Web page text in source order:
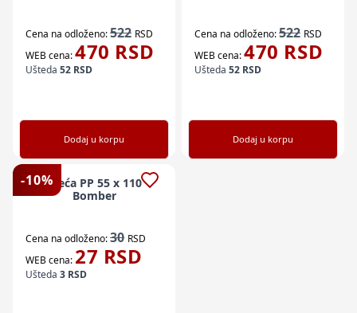
Cena na odloženo:522 RSD
WEB cena:470 RSD
Ušteda 52 RSD
Dodaj u korpu
Cena na odloženo:522 RSD
WEB cena:470 RSD
Ušteda 52 RSD
Dodaj u korpu
-10%Vreća PP 55 x 110
Bomber
Cena na odloženo:30 RSD
WEB cena: 27 RSD
Ušteda 3 RSD